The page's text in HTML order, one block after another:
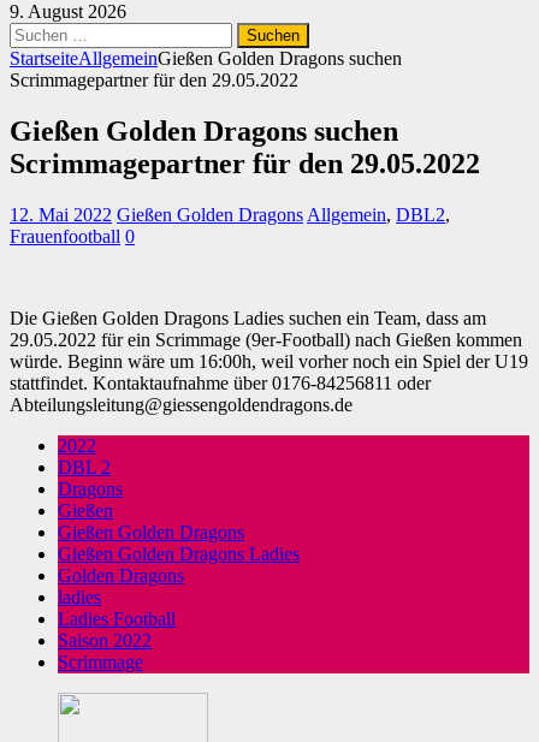
9. August 2026
Suchen
nach:
StartseiteAllgemeinGießen Golden Dragons suchen
Scrimmagepartner für den 29.05.2022
Gießen Golden Dragons suchen
Scrimmagepartner für den 29.05.2022
12. Mai 2022 Gießen Golden Dragons Allgemein, DBL2,
Frauenfootball 0
Die Gießen Golden Dragons Ladies suchen ein Team, dass am
29.05.2022 für ein Scrimmage (9er-Football) nach Gießen kommen
würde. Beginn wäre um 16:00h, weil vorher noch ein Spiel der U19
stattfindet. Kontaktaufnahme über 0176-84256811 oder
Abteilungsleitung@giessengoldendragons.de
2022
DBL 2
Dragons
Gießen
Gießen Golden Dragons
Gießen Golden Dragons Ladies
Golden Dragons
ladies
Ladies Football
Saison 2022
Scrimmage